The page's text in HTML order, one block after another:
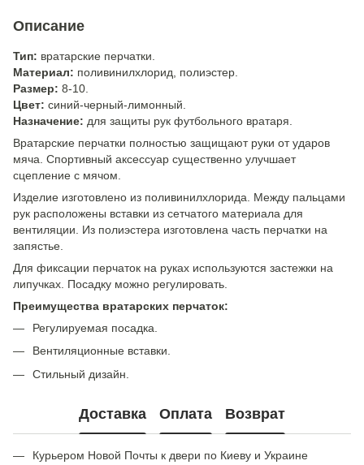
Описание
Тип: вратарские перчатки.
Материал: поливинилхлорид, полиэстер.
Размер: 8-10.
Цвет: синий-черный-лимонный.
Назначение: для защиты рук футбольного вратаря.
Вратарские перчатки полностью защищают руки от ударов
мяча. Спортивный аксессуар существенно улучшает
сцепление с мячом.
Изделие изготовлено из поливинилхлорида. Между пальцами
рук расположены вставки из сетчатого материала для
вентиляции. Из полиэстера изготовлена часть перчатки на
запястье.
Для фиксации перчаток на руках используются застежки на
липучках. Посадку можно регулировать.
Преимущества вратарских перчаток:
Регулируемая посадка.
Вентиляционные вставки.
Стильный дизайн.
Доставка Оплата Возврат
Курьером Новой Почты к двери по Киеву и Украине